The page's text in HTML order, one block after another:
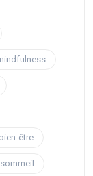
être
sommeil